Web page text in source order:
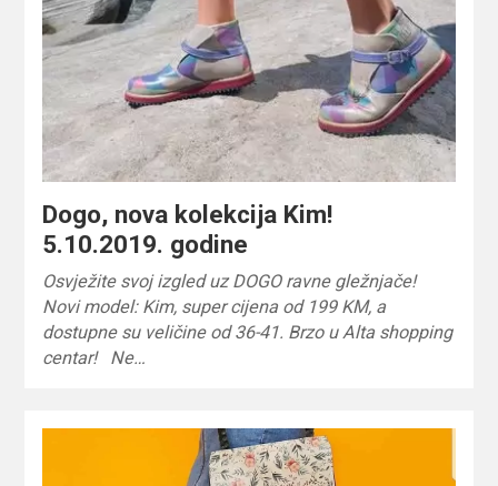
Dogo, nova kolekcija Kim!
5.10.2019. godine
Osvježite svoj izgled uz DOGO ravne gležnjače!
Novi model: Kim, super cijena od 199 KM, a
dostupne su veličine od 36-41. Brzo u Alta shopping
centar! Ne…